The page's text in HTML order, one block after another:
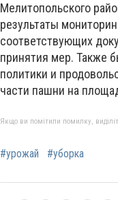
Мелитопольского
результаты
соответствующих
принятия мер. Также
политики и
части пашни на
Якщо ви помітили помилку,
#урожай #уборка